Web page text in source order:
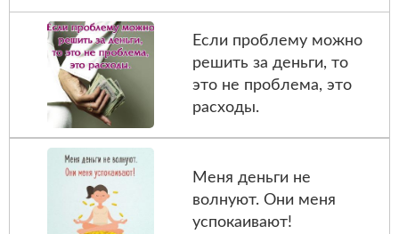
Если проблему можно
решить за деньги, то
это не проблема, это
расходы.
Меня деньги не
волнуют. Они меня
успокаивают!